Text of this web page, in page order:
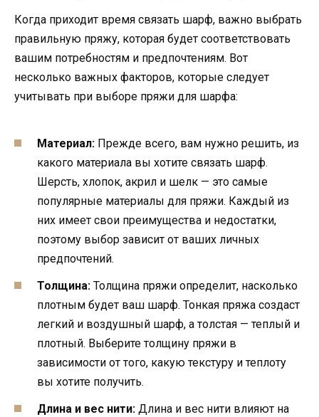
Когда приходит время связать шарф, важно выбрать
правильную пряжу, которая будет соответствовать
вашим потребностям и предпочтениям. Вот
несколько важных факторов, которые следует
учитывать при выборе пряжи для шарфа:
Материал: Прежде всего, вам нужно решить, из
какого материала вы хотите связать шарф.
Шерсть, хлопок, акрил и шелк — это самые
популярные материалы для пряжи. Каждый из
них имеет свои преимущества и недостатки,
поэтому выбор зависит от ваших личных
предпочтений.
Толщина: Толщина пряжи определит, насколько
плотным будет ваш шарф. Тонкая пряжа создаст
легкий и воздушный шарф, а толстая — теплый и
плотный. Выберите толщину пряжи в
зависимости от того, какую текстуру и теплоту
вы хотите получить.
Длина и вес нити: Длина и вес нити влияют на